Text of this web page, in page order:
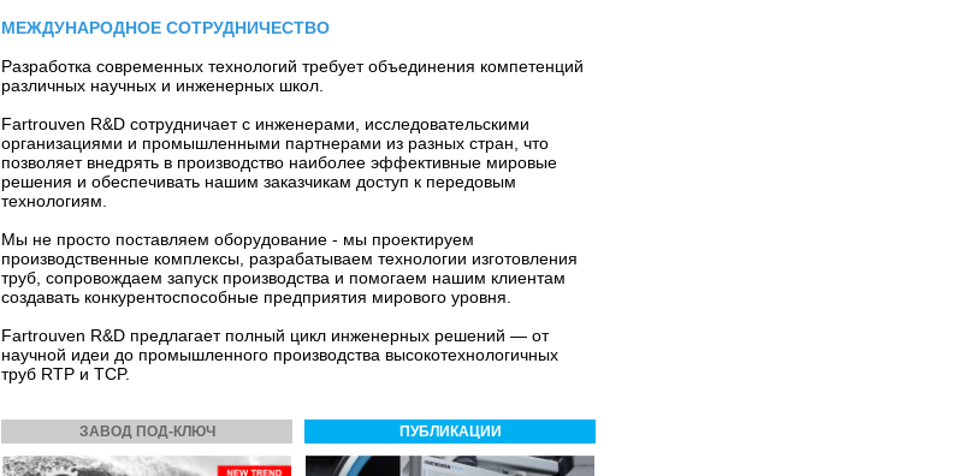
МЕЖДУНАРОДНОЕ СОТРУДНИЧЕСТВО
Разработка современных технологий требует объединения компетенций
различных научных и инженерных школ.
Fartrouven R&D сотрудничает с инженерами, исследовательскими
организациями и промышленными партнерами из разных стран, что
позволяет внедрять в производство наиболее эффективные мировые
решения и обеспечивать нашим заказчикам доступ к передовым
технологиям.
Мы не просто поставляем оборудование - мы проектируем
производственные комплексы, разрабатываем технологии изготовления
труб, сопровождаем запуск производства и помогаем нашим клиентам
создавать конкурентоспособные предприятия мирового уровня.
Fartrouven R&D предлагает полный цикл инженерных решений — от
научной идеи до промышленного производства высокотехнологичных
труб RTP и TCP.
ЗАВОД ПОД-КЛЮЧ ПУБЛИКАЦИИ